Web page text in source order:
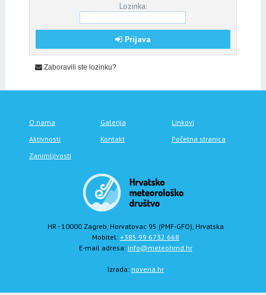
Lozinka:
Prijava
Zaboravili ste lozinku?
O nama Galerija
Linkovi
Aktivnosti
Kontakt
Početna stranica
Zanimljivosti
HR - 10000 Zagreb, Horvatovac 95 (PMF-GFO), Hrvatska
Mobitel: +385 99 6732 668
E-mail adresa: info@meteohmd.hr
Izrada: novena.hr